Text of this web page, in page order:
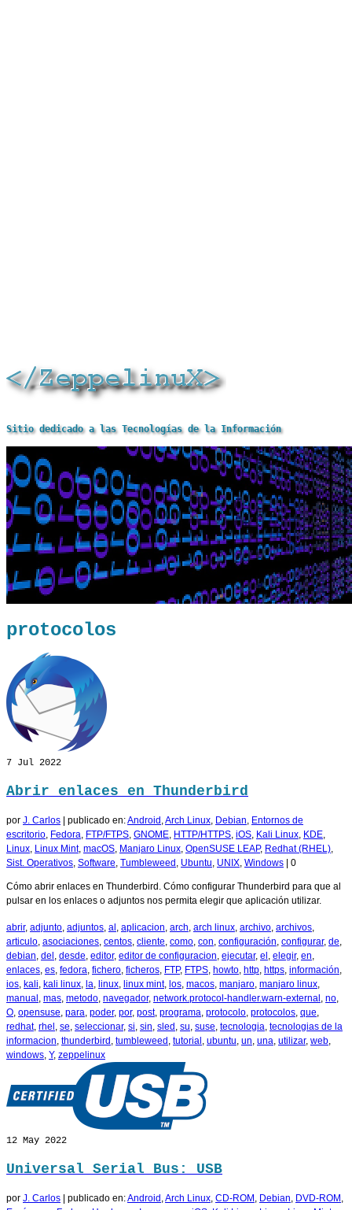
Sitio dedicado a las Tecnologías de la Información
protocolos
7 Jul 2022
Abrir enlaces en Thunderbird
por J. Carlos publicado en:Android ,Arch Linux, Debian, Entornos de
escritorio, Fedora, FTP/FTPS, GNOME, HTTP/HTTPS, iOS, Kali Linux, KDE,
Linux, Linux Mint, macOS, Manjaro Linux, OpenSUSE LEAP, Redhat (RHEL),
Sist. Operativos, Software, Tumbleweed , Ubuntu, UNIX, Windows 0
Cómo abrir enlaces en Thunderbird. Cómo configurar Thunderbird para que al
pulsar en los enlaces o adjuntos nos permita elegir que aplicación utilizar.
abrir, adjunto, adjuntos, al , aplicacion, arch, arch linux, archivo, archivos,
articulo, asociaciones, centos, cliente, como, con, configuración, configurar, de,
debian, del , desde, editor, editor de configuracion, ejecutar, el , elegir, en,
enlaces, es, fedora, fichero, ficheros, FTP, FTPS, howto, http, https, información,
ios, kali, kali linux, la, linux, linux mint, los, macos, manjaro, manjaro linux,
manual , mas, metodo, navegador, network.protocol-handler.warn-external , no,
O, opensuse, para, poder, por, post, programa, protocolo, protocolos, que,
redhat, rhel , se, seleccionar, si, sin, sled , su, suse, tecnologia, tecnologias de la
informacion, thunderbird , tumbleweed , tutorial , ubuntu, un, una, utilizar, web,
windows, Y, zeppelinux
12 May 2022
Universal Serial Bus: USB
por J. Carlos publicado en:Android ,Arch Linux, CD-ROM , Debian, DVD-ROM ,